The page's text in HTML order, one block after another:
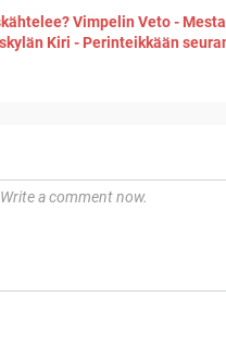
Vimpelin Veto -
Kiri - Perinteikkään